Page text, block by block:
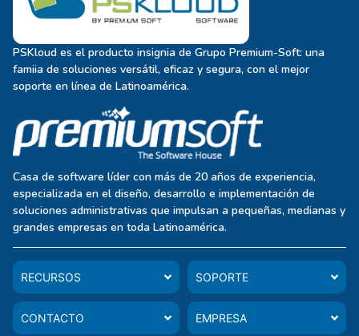
PSKloud es el producto insignia de Grupo Premium-Soft: una
famiia de soluciones versátil, eficaz y segura, con el mejor
soporte en línea de Latinoamérica.
Casa de software líder con más de 20 años de experiencia,
especializada en el diseño, desarrollo e implementación de
soluciones administrativas que impulsan a pequeñas, medianas y
grandes empresas en toda Latinoamérica.
RECURSOS
CONTACTO
SOPORTE
EMPRESA